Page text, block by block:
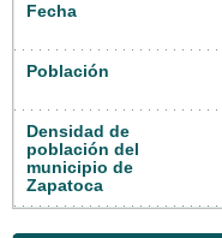
Fecha
Población
Densidad de
población del
municipio de
Zapatoca